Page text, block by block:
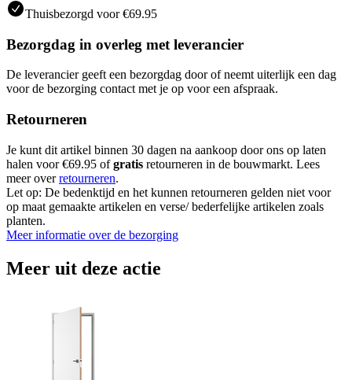
Thuisbezorgd voor €69.95
Bezorgdag in overleg met leverancier
De leverancier geeft een bezorgdag door of neemt uiterlijk een dag
voor de bezorging contact met je op voor een afspraak.
Retourneren
Je kunt dit artikel binnen 30 dagen na aankoop door ons op laten
halen voor €69.95 ofgratis retourneren in de bouwmarkt. Lees
meer overretourneren.
Let op: De bedenktijd en het kunnen retourneren gelden niet voor
op maat gemaakte artikelen en verse/ bederfelijke artikelen zoals
planten.
Meer informatie over de bezorging
Meer uit deze actie